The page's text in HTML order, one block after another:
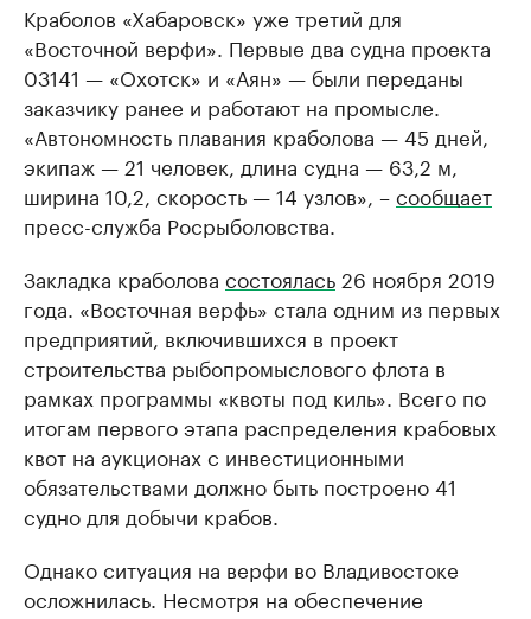
Краболов «Хабаровск» уже третий для
«Восточной верфи». Первые два судна проекта
03141 — «Охотск» и «Аян» — были переданы
заказчику ранее и работают на промысле.
«Автономность плавания краболова — 45 дней,
экипаж — 21 человек, длина судна — 63,2 м,
ширина 10,2, скорость — 14 узлов», –сообщает
пресс-служба Росрыболовства.
Закладка краболова состоялась 26 ноября 2019
года. «Восточная верфь» стала одним из первых
предприятий, включившихся в проект
строительства рыбопромыслового флота в
рамках программы «квоты под киль». Всего по
итогам первого этапа распределения крабовых
квот на аукционах с инвестиционными
обязательствами должно быть построено 41
судно для добычи крабов.
Однако ситуация на верфи во Владивостоке
осложнилась. Несмотря на обеспечение